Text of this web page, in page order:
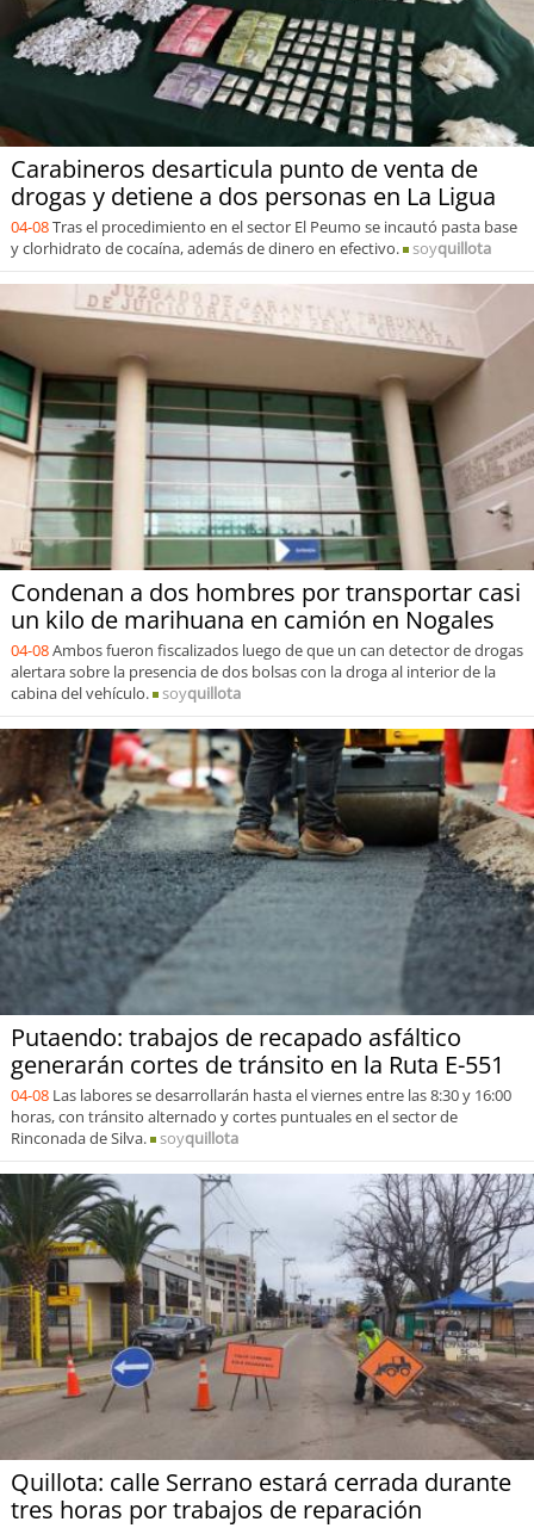
Carabineros desarticula punto de venta de
drogas y detiene a dos personas en La Ligua
04-08Tras el procedimiento en el sector El Peumo se incautó pasta base
y clorhidrato de cocaína, además de dinero en efectivo.
soyquillota
Condenan a dos hombres por transportar casi
un kilo de marihuana en camión en Nogales
04-08Ambos fueron fiscalizados luego de que un can detector de drogas
alertara sobre la presencia de dos bolsas con la droga al interior de la
cabina del vehículo.
soyquillota
Putaendo: trabajos de recapado asfáltico
generarán cortes de tránsito en la Ruta E-551
04-08 Las labores se desarrollarán hasta el viernes entre las 8:30 y 16:00
horas, con tránsito alternado y cortes puntuales en el sector de
Rinconada de Silva.
soyquillota
Quillota: calle Serrano estará cerrada durante
tres horas por trabajos de reparación